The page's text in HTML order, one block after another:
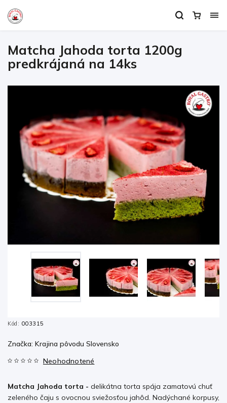
Matcha Jahoda torta 1200g
predkrájaná na 14ks
Kód: 003315
Neohodnotené
Matcha Jahoda torta - delikátna torta spája zamatovú chuť
zeleného čaju s ovocnou sviežosťou jahôd. Nadýchané korpusy,
Značka: Krajina pôvodu Slovensko